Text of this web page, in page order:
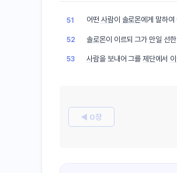
51 어떤 사람이 솔로몬에게 말하여
52 솔로몬이 이르되 그가 만일 선
53 사람을 보내어 그를제단에서
◀ 0장